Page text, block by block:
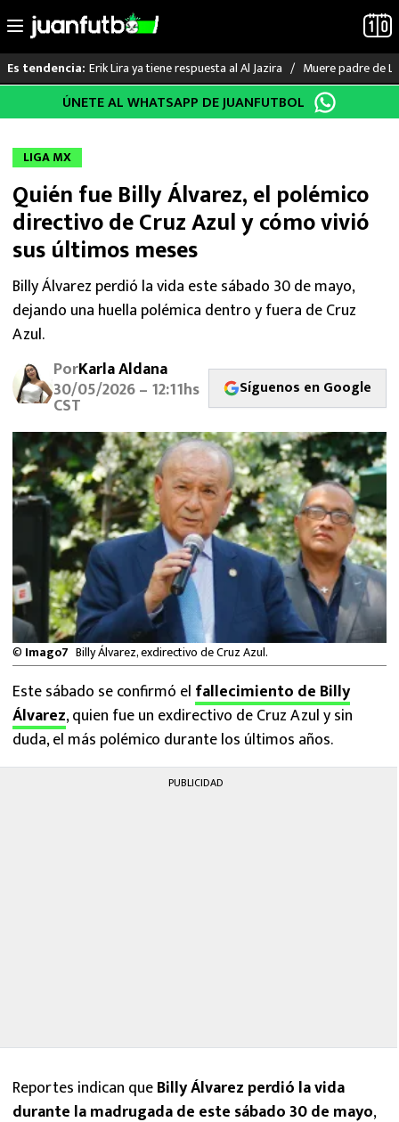
al
Es tendencia: Erik Lira ya tiene respuesta al Al Jazira Muere padre de
LO ÚLTIMO
LIGA MX
RAYADOS
PUMAS
ATLANTE
SELECCIÓN MEXICANA
FUTBOL INTERNACIONAL
MEXICANOS EN EL EXTRANJERO
FUTBOL ESTUFA
FÓRMULA 1
BOXEO
LIGA MX
NFL
ÚNETE AL WHATSAPP DE JUANFUTBOL
LIGA MX
Quién fue Billy Álvarez, el polémico
directivo de Cruz Azul y cómo vivió
sus últimos meses
Billy Álvarez perdió la vida este sábado 30 de mayo,
dejando una huella polémica dentro y fuera de Cruz
Azul.
PorKarla Aldana
30/05/2026 – 12:11hs
CST
Síguenos en Google
© Imago7 Billy Álvarez, exdirectivo de Cruz Azul.
Este sábado se confirmó el fallecimiento de Billy
Álvarez, quien fue un exdirectivo de Cruz Azul y sin
duda, el más polémico durante los últimos años.
PUBLICIDAD
Reportes indican queBilly Álvarez perdió la vida
durante la madrugada de este sábado 30 de mayo,